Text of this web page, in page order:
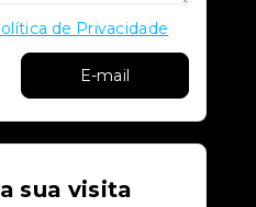
de Privacidade
E-mail
sua visita